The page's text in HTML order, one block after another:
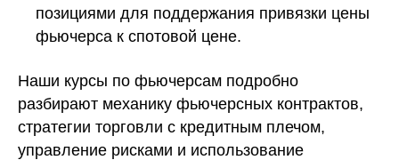
позициями для поддержания привязки цены
фьючерса к спотовой цене.
Наши курсы по фьючерсам подробно
разбирают механику фьючерсных контрактов,
стратегии торговли с кредитным плечом,
управление рисками и использование